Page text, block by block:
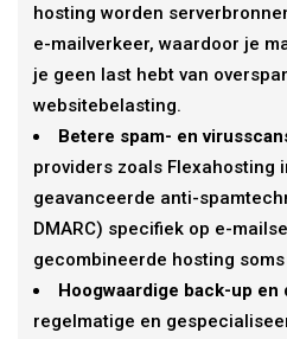
hosting worden
e-mailverkeer, waardoor je
je geen last hebt van
websitebelasting.
Betere spam- en
providers zoals Flexahosting
geavanceerde anti-
DMARC) specifiek op e-
gecombineerde hosting
Hoogwaardige back-up en
regelmatige en